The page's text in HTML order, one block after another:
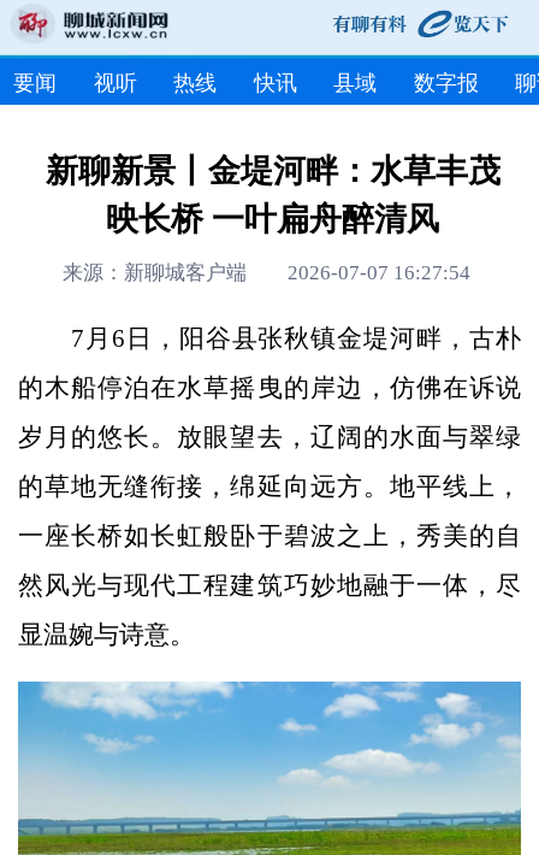
要闻 视听 热线 快讯 县域 数字报
新聊新景丨金堤河畔：水草丰茂
映长桥 一叶扁舟醉清风
来源：新聊城客户端 2026-07-07 16:27:54
7月6日，阳谷县张秋镇金堤河畔，古朴
的木船停泊在水草摇曳的岸边，仿佛在诉说
岁月的悠长。放眼望去，辽阔的水面与翠绿
的草地无缝衔接，绵延向远方。地平线上，
一座长桥如长虹般卧于碧波之上，秀美的自
然风光与现代工程建筑巧妙地融于一体，尽
显温婉与诗意。